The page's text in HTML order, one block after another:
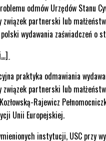
odmów Urzędów Stanu
związek partnerski lub
wydawania zaświadczeń o
praktyka odmawiania
związek partnerski lub
Rajewicz
Unii Europejskiej.
instytucji, USC przy